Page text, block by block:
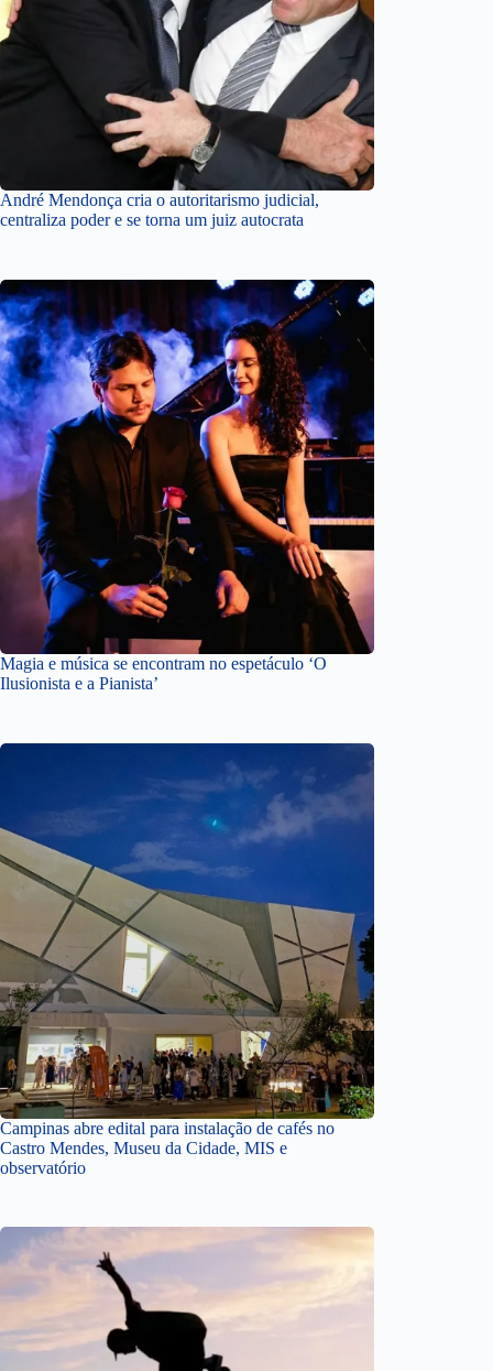
André Mendonça cria o autoritarismo judicial,
centraliza poder e se torna um juiz autocrata
Magia e música se encontram no espetáculo ‘O
Ilusionista e a Pianista’
Campinas abre edital para instalação de cafés no
Castro Mendes, Museu da Cidade, MIS e
observatório